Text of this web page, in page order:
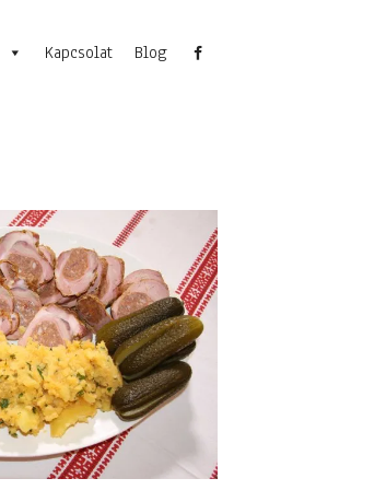
Kapcsolat Blog